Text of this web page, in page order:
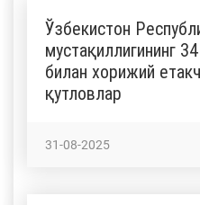
Ўзбекистон
мустақиллигининг
билан хорижий
қутловлар
31-08-2025